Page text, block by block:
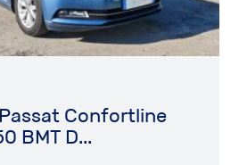
Confortline
BMT D...